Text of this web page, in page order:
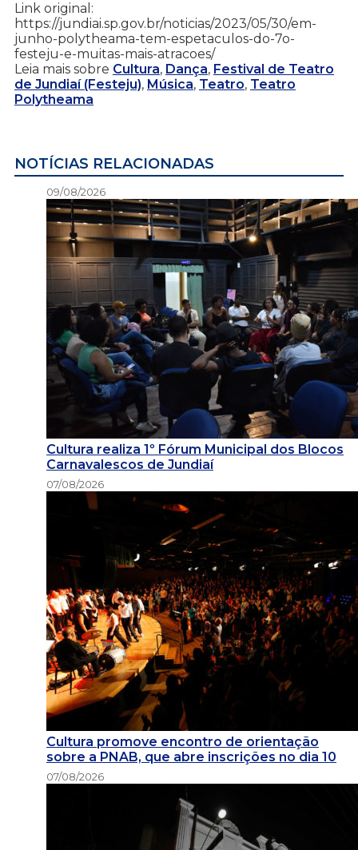
Link original:
https://jundiai.sp.gov.br/noticias/2023/05/30/em-
junho-polytheama-tem-espetaculos-do-7o-
festeju-e-muitas-mais-atracoes/
Leia mais sobre Cultura, Dança, Festival de Teatro
de Jundiaí (Festeju), Música, Teatro, Teatro
Polytheama
NOTÍCIAS RELACIONADAS
09/08/2026
Cultura realiza 1º Fórum Municipal dos Blocos
Carnavalescos de Jundiaí
07/08/2026
Cultura promove encontro de orientação
sobre a PNAB, que abre inscrições no dia 10
07/08/2026